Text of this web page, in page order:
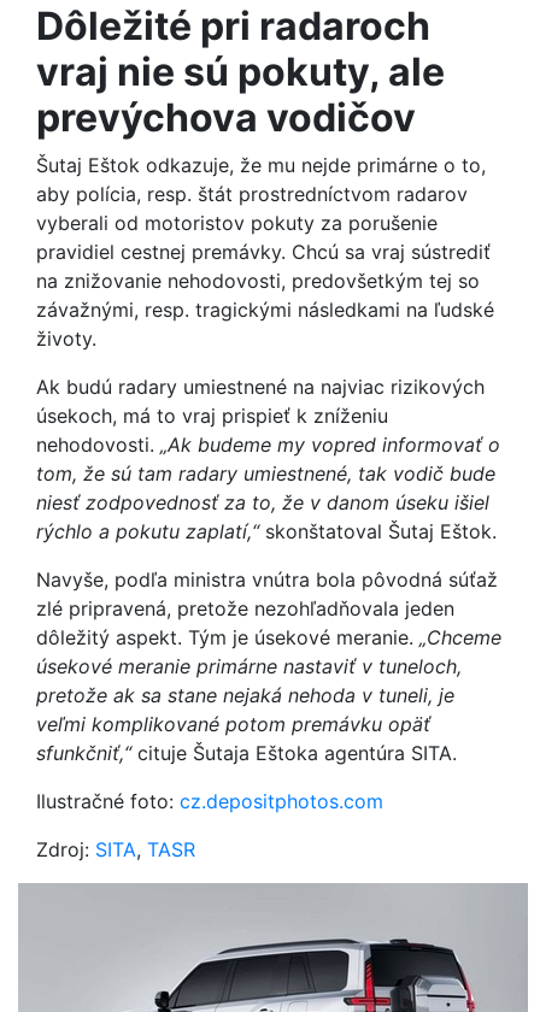
Dôležité pri radaroch
vraj nie sú pokuty, ale
prevýchova vodičov
Šutaj Eštok odkazuje, že mu nejde primárne o to,
aby polícia, resp. štát prostredníctvom radarov
vyberali od motoristov pokuty za porušenie
pravidiel cestnej premávky. Chcú sa vraj sústrediť
na znižovanie nehodovosti, predovšetkým tej so
závažnými, resp. tragickými následkami na ľudské
životy.
Ak budú radary umiestnené na najviac rizikových
úsekoch, má to vraj prispieť k zníženiu
nehodovosti. „Ak budeme my vopred informovať o
tom, že sú tam radary umiestnené, tak vodič bude
niesť zodpovednosť za to, že v danom úseku išiel
rýchlo a pokutu zaplatí,“ skonštatoval Šutaj Eštok.
Navyše, podľa ministra vnútra bola pôvodná súťaž
zlé pripravená, pretože nezohľadňovala jeden
dôležitý aspekt. Tým je úsekové meranie. „Chceme
úsekové meranie primárne nastaviť v tuneloch,
pretože ak sa stane nejaká nehoda v tuneli, je
veľmi komplikované potom premávku opäť
sfunkčniť,“ cituje Šutaja Eštoka agentúra SITA.
Ilustračné foto: cz.depositphotos.com
Zdroj: SITA, TASR